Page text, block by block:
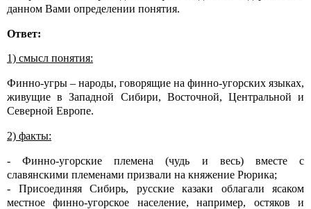
данном Вами определении понятия.
Ответ:
1) смысл понятия:
Финно-угры – народы, говорящие на финно-угорских языках,
живущие в Западной Сибири, Восточной, Центральной и
Северной Европе.
2) факты:
- Финно-угорские племена (чудь и весь) вместе с
славянскими племенами призвали на княжение Рюрика;
- Присоединяя Сибирь, русские казаки облагали ясаком
местное финно-угорское население, например, остяков и